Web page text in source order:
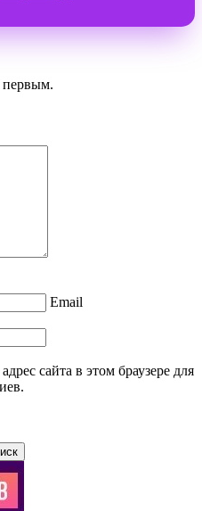
первым.
Email
сайта в этом браузере для